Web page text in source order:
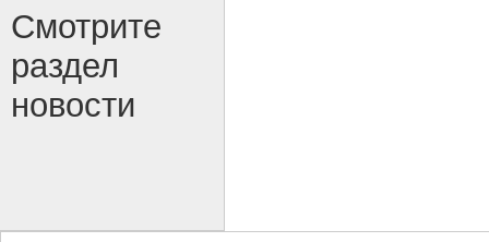
Смотрите
раздел
новости